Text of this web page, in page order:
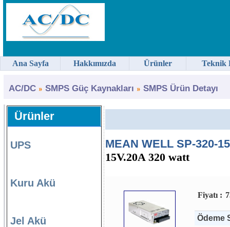
AC/DC SMPS Güç Kaynakları SMPS Ürün Detayı
Ürünler
UPS
Kuru Akü
Jel Akü
MEAN WELL SP-320-
15V.20A 320 watt
Fiyatı :
Ödeme
Ana Sayfa Hakkımızda Ürünler Teknik